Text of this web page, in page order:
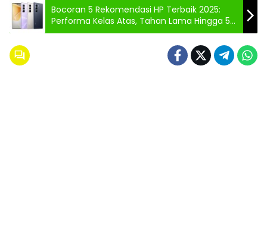
Bocoran 5 Rekomendasi HP Terbaik 2025:
Performa Kelas Atas, Tahan Lama Hingga 5
Tahun